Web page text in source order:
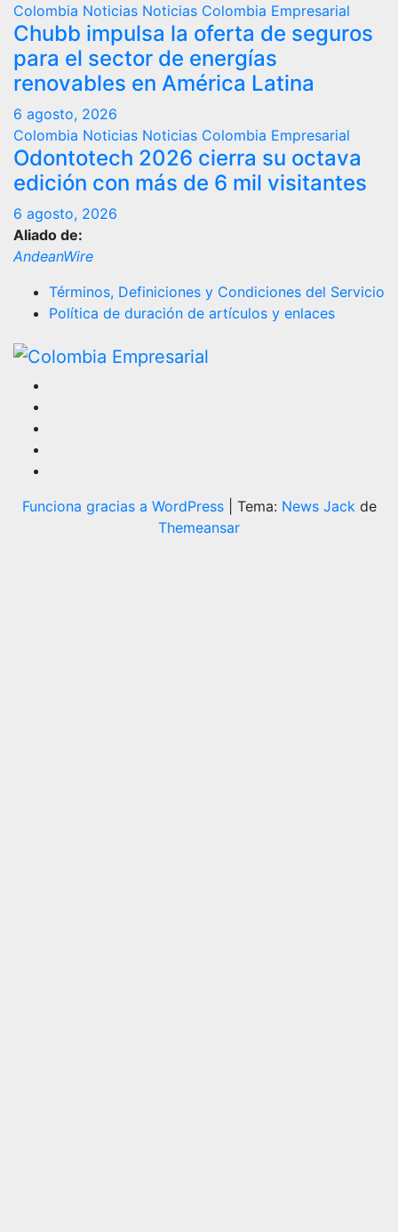
Colombia Noticias Noticias Colombia Empresarial
Chubb impulsa la oferta de seguros
para el sector de energías
renovables en América Latina
6 agosto, 2026
Colombia Noticias Noticias Colombia Empresarial
Odontotech 2026 cierra su octava
edición con más de 6 mil visitantes
6 agosto, 2026
Aliado de:
AndeanWire
Términos, Definiciones y Condiciones del Servicio
Política de duración de artículos y enlaces
Funciona gracias a WordPress Tema: News Jackde
Themeansar